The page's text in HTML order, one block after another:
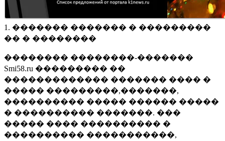
1. ������� ������� � ���������
�� � ��������
�������� ��������-�������
Smi58.ru ��������� ��
������������� ������� ���� �
����� ���������,�������,
���������� ����� ������ �����
� ���������� �������. ���
����� ���� ���������� �
���������� �����������,